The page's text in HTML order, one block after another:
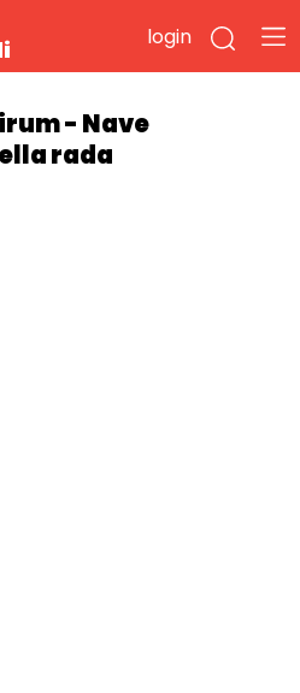
login
- Nave
rada